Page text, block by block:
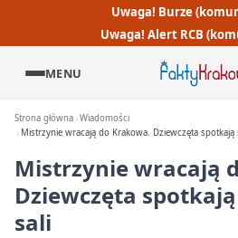
Uwaga! Burze
Uwaga! Alert RCB
MENU
Strona główna Wiadomości
Mistrzynie wracają do Krakowa. Dziewczęta spotkają
Mistrzynie wracają
Dziewczęta
sali